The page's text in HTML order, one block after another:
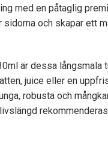
med en påtaglig
och skapar ett
är dessa
juice eller en
robusta och